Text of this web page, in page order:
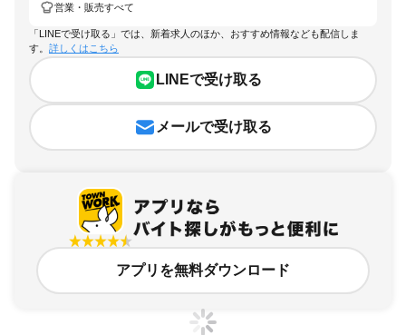
営業・販売すべて
「LINEで受け取る」では、新着求人のほか、おすすめ情報なども配信しま
す。 詳しくはこちら
LINEで受け取る
メールで受け取る
アプリを無料ダウンロード